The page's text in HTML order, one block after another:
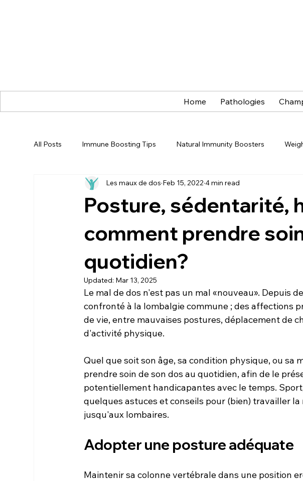
Home Pathologies
All Posts Immune Boosting Tips Natural Immunity Boosters
Immunity Boost Champ de Fleurs Healthy Living
Posture, sédentarité,
comment prendre
quotidien?
Les maux de dos Feb 15, 2022 4 min read
Updated: Mar 13, 2025
Le mal de dos n'est pas un mal «nouveau». Depuis
confronté à la lombalgie commune ; des affections
de vie, entre mauvaises postures, déplacement de
d'activité physique.
Quel que soit son âge, sa condition physique, ou sa
prendre soin de son dos au quotidien, afin de le
potentiellement handicapantes avec le temps.
quelques astuces et conseils pour (bien) travailler
Adopter une posture adéquate
Maintenir sa colonne vertébrale dans une position